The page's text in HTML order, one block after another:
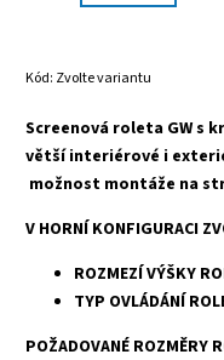
Kód: Zvolte variantu
Screenová roleta GW s
větší interiérové i
možnost montáže na
V HORNÍ KONFIGURACI
ROZMEZÍ VÝŠKY
TYP OVLÁDÁNÍ
POŽADOVANÉ ROZMĚRY